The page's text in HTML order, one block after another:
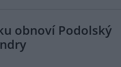
obnoví Podolský